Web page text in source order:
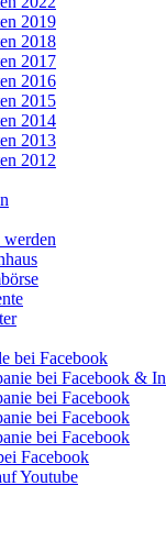
2019
2018
2017
2016
2015
2014
2013
2012
bei Facebook
bei Facebook &
bei Facebook
bei Facebook
bei Facebook
Facebook
Youtube